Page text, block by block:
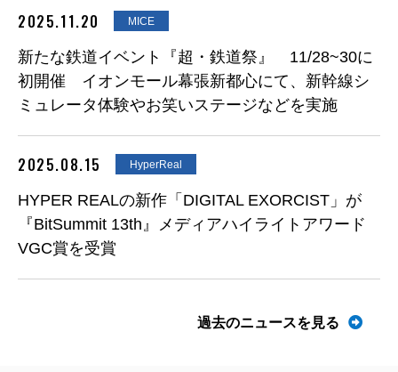
2025.11.20 MICE
新たな鉄道イベント『超・鉄道祭』 11/28~30に
初開催 イオンモール幕張新都心にて、新幹線シ
ミュレータ体験やお笑いステージなどを実施
2025.08.15 HyperReal
HYPER REALの新作「DIGITAL EXORCIST」が
『BitSummit 13th』メディアハイライトアワード
VGC賞を受賞
過去のニュースを見る